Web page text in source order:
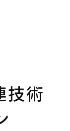
技術